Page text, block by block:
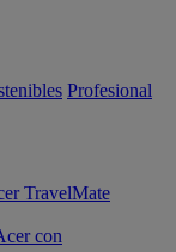
Profesional
TravelMate
con